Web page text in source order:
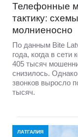
Телефонные
тактику:
молниеносно
По данным Bite
года, когда в
405 тысяч
снизилось.
звонков выросло
тысяч.
ЛАТГАЛИЯ